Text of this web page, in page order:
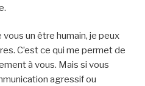
un être humain, je peux
C’est ce qui me permet de
à vous. Mais si vous
agressif ou